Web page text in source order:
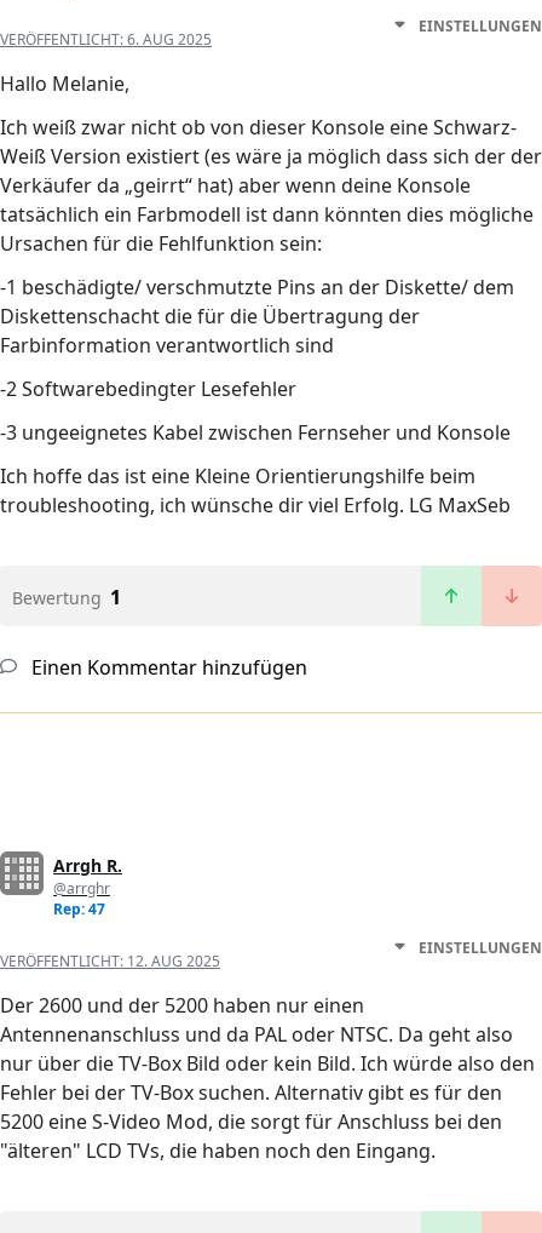
VERÖFFENTLICHT:6. AUG 2025
EINSTELLUNGEN
Hallo Melanie,
Ich weiß zwar nicht ob von dieser Konsole eine Schwarz-
Weiß Version existiert (es wäre ja möglich dass sich der der
Verkäufer da „geirrt“ hat) aber wenn deine Konsole
tatsächlich ein Farbmodell ist dann könnten dies mögliche
Ursachen für die Fehlfunktion sein:
-1 beschädigte/ verschmutzte Pins an der Diskette/ dem
Diskettenschacht die für die Übertragung der
Farbinformation verantwortlich sind
-2 Softwarebedingter Lesefehler
-3 ungeeignetes Kabel zwischen Fernseher und Konsole
Ich hoffe das ist eine Kleine Orientierungshilfe beim
troubleshooting, ich wünsche dir viel Erfolg. LG MaxSeb
Bewertung 1
Einen Kommentar hinzufügen
Arrgh R.
@arrghr
Rep: 47
VERÖFFENTLICHT: 12. AUG 2025
EINSTELLUNGEN
Der 2600 und der 5200 haben nur einen
Antennenanschluss und da PAL oder NTSC. Da geht also
nur über die TV-Box Bild oder kein Bild. Ich würde also den
Fehler bei der TV-Box suchen. Alternativ gibt es für den
5200 eine S-Video Mod, die sorgt für Anschluss bei den
"älteren" LCD TVs, die haben noch den Eingang.